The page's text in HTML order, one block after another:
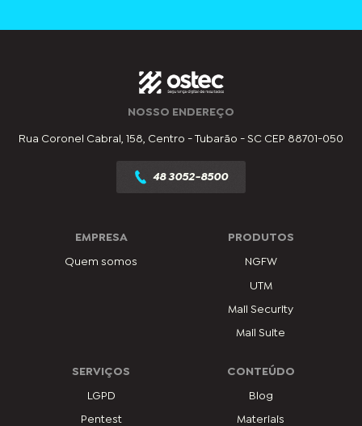
NOSSO ENDEREÇO
Rua Coronel Cabral, 158, Centro - Tubarão - SC CEP 88701-050
48 3052-8500
EMPRESA
Quem somos
PRODUTOS
NGFW
UTM
Mail Security
Mail Suite
SERVIÇOS
LGPD
Pentest
CONTEÚDO
Blog
Materiais